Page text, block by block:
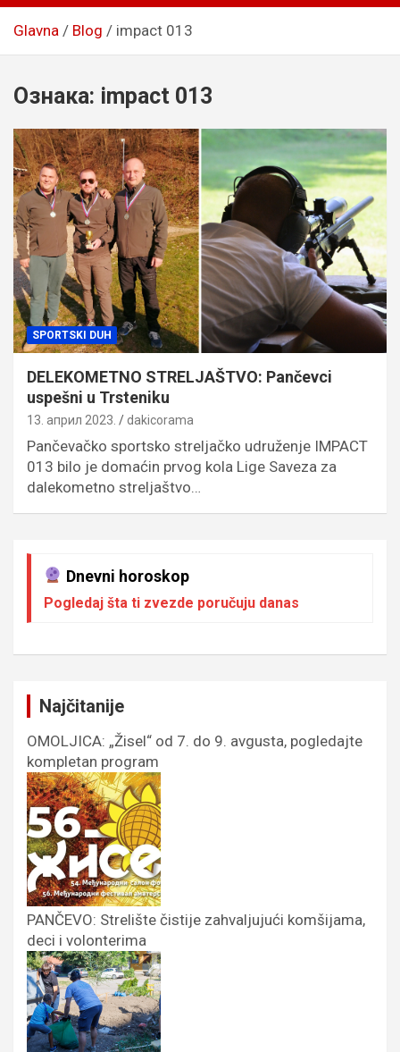
Glavna Blog impact 013
Ознака: impact 013
SPORTSKI DUH
DELEKOMETNO STRELJAŠTVO: Pančevci
uspešni u Trsteniku
13. април 2023. dakicorama
Pančevačko sportsko streljačko udruženje IMPACT
013 bilo je domaćin prvog kola Lige Saveza za
dalekometno streljaštvo…
Dnevni horoskop
Pogledaj šta ti zvezde poručuju danas
Najčitanije
OMOLJICA: „Žisel“ od 7. do 9. avgusta, pogledajte
kompletan program
PANČEVO: Strelište čistije zahvaljujući komšijama,
deci i volonterima